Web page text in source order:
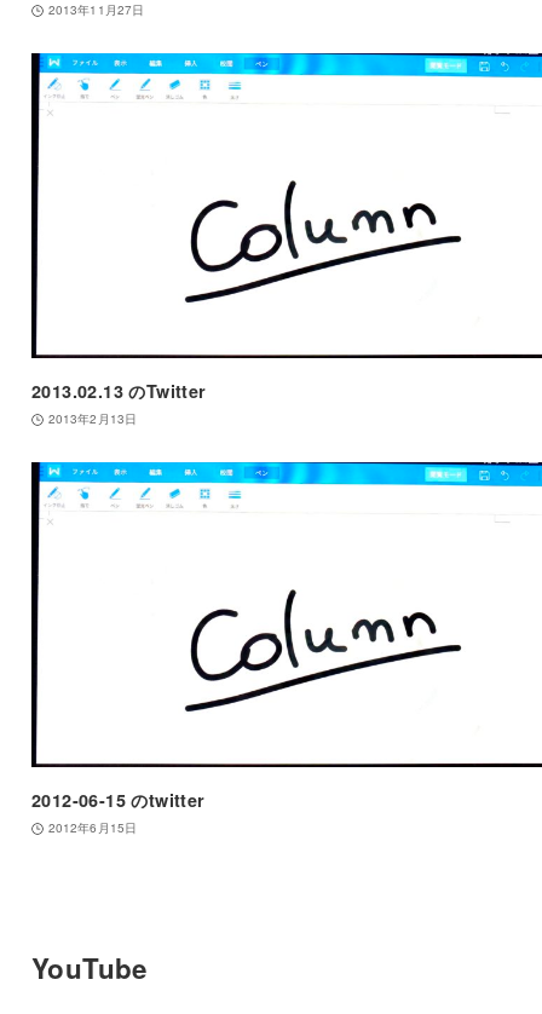
2013年11月27日
2013.02.13 のTwitter
2013年2月13日
2012-06-15 のtwitter
2012年6月15日
YouTube